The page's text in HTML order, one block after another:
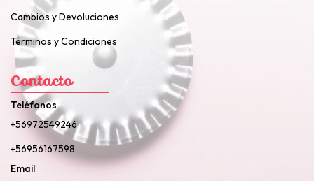
Cambios y Devoluciones
Términos y Condiciones
Contacto
Teléfonos
+56972549246
+56956167598
Email